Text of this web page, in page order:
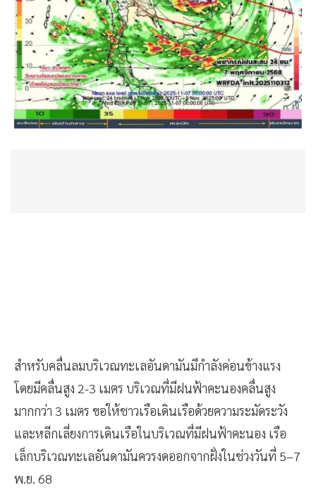
สำหรับคลื่นลมบริเวณทะเลอันดามันมีกำลังค่อนข้างแรง
โดยมีคลื่นสูง 2-3 เมตร บริเวณที่มีฝนฟ้าคะนองคลื่นสูง
มากกว่า 3 เมตร ขอให้ชาวเรือเดินเรือด้วยความระมัดระวัง
และหลีกเลี่ยงการเดินเรือในบริเวณที่มีฝนฟ้าคะนอง เรือ
เล็กบริเวณทะเลอันดามันควรงดออกจากฝั่งในช่วงวันที่ 5–7
พ.ย. 68